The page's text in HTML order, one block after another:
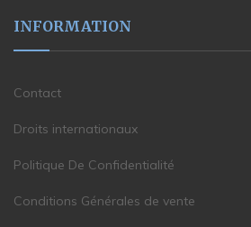
INFORMATION
Contact
Droits internationaux
Politique De Confidentialité
Conditions Générales de vente